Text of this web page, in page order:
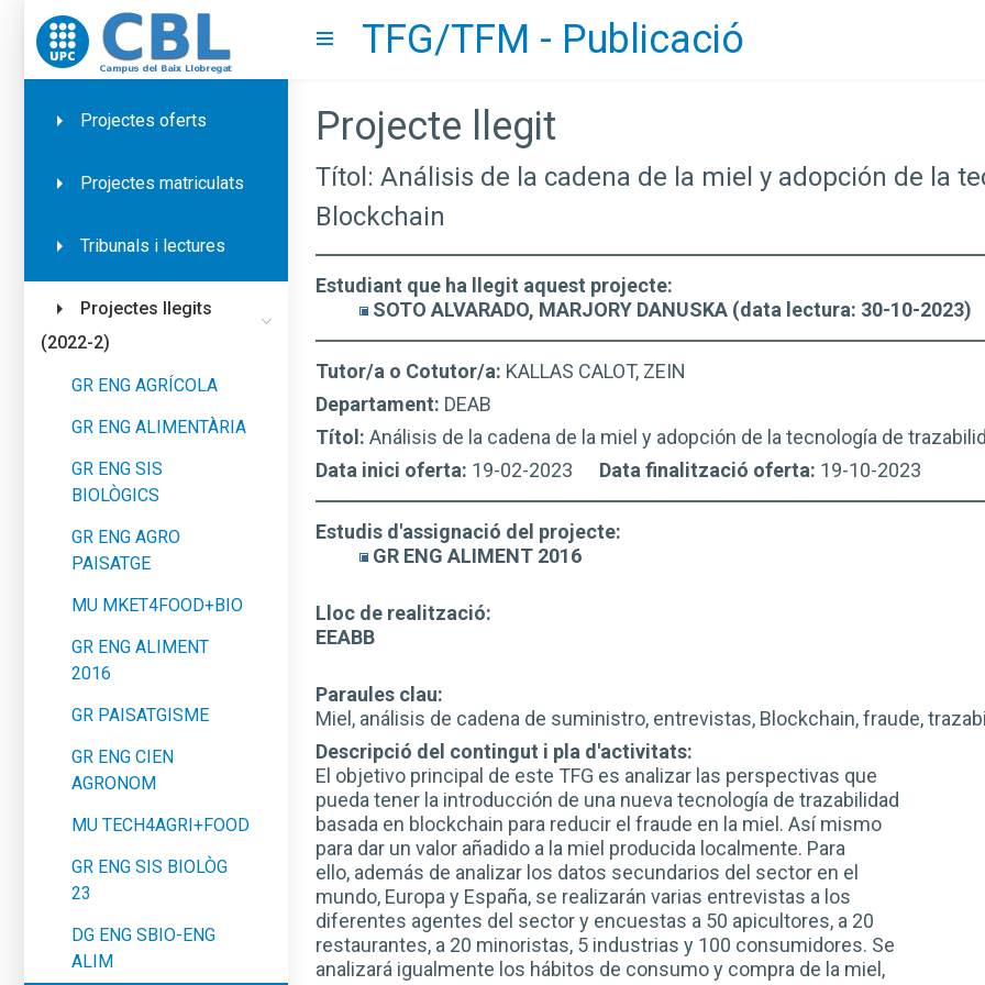
Go to upc.edu Show menuTFG/TFM - Publicació
Projectes oferts
Projectes matriculats
Tribunals i lectures
Projectes llegits
(2022-2)
GR ENG AGRÍCOLA
GR ENG ALIMENTÀRIA
GR ENG SIS
BIOLÒGICS
GR ENG AGRO
PAISATGE
MU MKET4FOOD+BIO
GR ENG ALIMENT
2016
GR PAISATGISME
GR ENG CIEN
AGRONOM
MU TECH4AGRI+FOOD
GR ENG SIS BIOLÒG
23
DG ENG SBIO-ENG
ALIM
Projecte llegit
Títol: Análisis de la cadena de la miel y adopción de la
Blockchain
Estudiant que ha llegit aquest projecte:
SOTO ALVARADO, MARJORY DANUSKA (data lectura: 30-10-2023)
Tutor/a o Cotutor/a: KALLAS CALOT, ZEIN
Departament: DEAB
Títol: Análisis de la cadena de la miel y adopción de la tecnología de
Data inici oferta: 19-02-2023 Data finalització oferta: 19-10-2023
Estudis d'assignació del projecte:
GR ENG ALIMENT 2016
Lloc de realització:
EEABB
Paraules clau:
Miel, análisis de cadena de suministro, entrevistas, Blockchain, fraude,
Descripció del contingut i pla d'activitats:
El objetivo principal de este TFG es analizar las perspectivas que
pueda tener la introducción de una nueva tecnología de trazabilidad
basada en blockchain para reducir el fraude en la miel. Así mismo
para dar un valor añadido a la miel producida localmente. Para
ello, además de analizar los datos secundarios del sector en el
mundo, Europa y España, se realizarán varias entrevistas a los
diferentes agentes del sector y encuestas a 50 apicultores, a 20
restaurantes, a 20 minoristas, 5 industrias y 100 consumidores. Se
analizará igualmente los hábitos de consumo y compra de la miel,